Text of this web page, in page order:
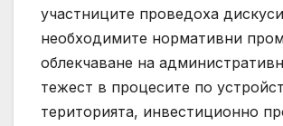
участниците проведоха
необходимите нормативни
облекчаване на
тежест в процесите по
територията, инвестиционно